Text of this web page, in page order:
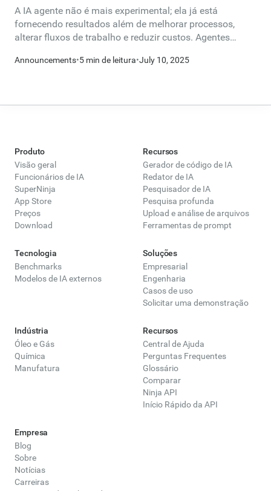
artificial
A IA agente não é mais experimental; ela já está
fornecendo resultados além de melhorar processos,
alterar fluxos de trabalho e reduzir custos. Agentes
funcionários ao lidar de forma autônoma com tarefas e
rápidas, recursos de raciocínio, ferramentas e dados em
Announcements•5 min de leitura•July 10, 2025
Produto
Visão geral
Funcionários de IA
SuperNinja
App Store
Preços
Download
Recursos
Gerador de código de IA
Redator de IA
Pesquisador de IA
Pesquisa profunda
Upload e análise de arquivos
Ferramentas de prompt
Tecnologia
Benchmarks
Modelos de IA externos
Soluções
Empresarial
Engenharia
Casos de uso
Solicitar uma demonstração
Indústria
Óleo e Gás
Química
Manufatura
Recursos
Central de Ajuda
Perguntas Frequentes
Glossário
Comparar
Ninja API
Início Rápido da API
Empresa
Blog
Sobre
Notícias
Carreiras